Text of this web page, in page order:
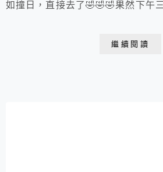
如撞日，直接去了🤣🤣🤣果然下午
繼續閱讀